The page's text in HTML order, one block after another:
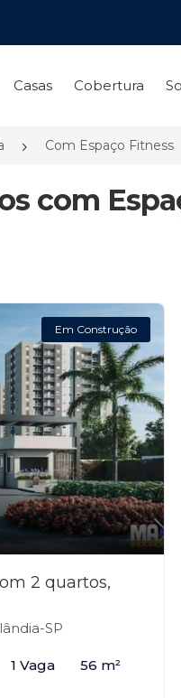
Casas Cobertura
Com Espaço Fitness
com
Em Construção
2 quartos,
SP
1 Vaga 56 m²